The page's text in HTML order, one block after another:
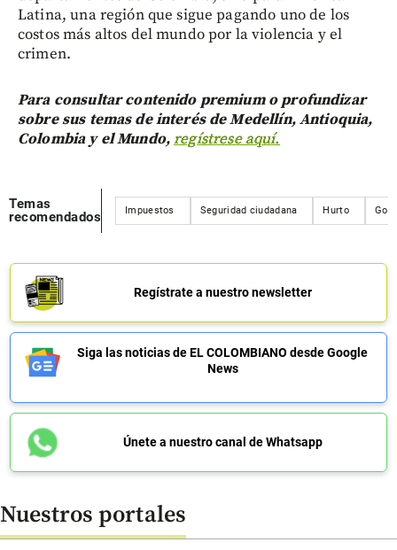
Latina, una región que sigue pagando uno de los
costos más altos del mundo por la violencia y el
crimen.
Para consultar contenido premium o profundizar
sobre sus temas de interés de Medellín, Antioquia,
Colombia y el Mundo,regístrese aquí.
Temas
recomendados
Impuestos Seguridad ciudadana Hurto
Regístrate a nuestro newsletter
Siga las noticias de EL COLOMBIANO desde Google
News
Únete a nuestro canal de Whatsapp
Nuestros portales